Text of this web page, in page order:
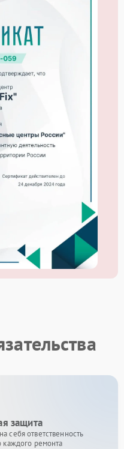
защита
себя ответственность
каждого ремонта